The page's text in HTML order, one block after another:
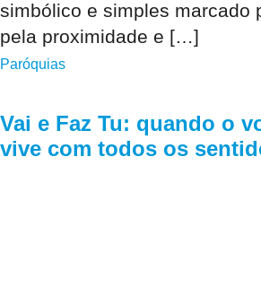
simbólico e simples marcado
pela proximidade e […]
Paróquias
Vai e Faz Tu: quando o
vive com todos os